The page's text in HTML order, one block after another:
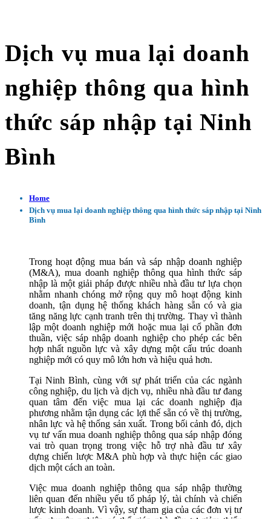
Dịch vụ mua lại doanh
nghiệp thông qua hình
thức sáp nhập tại Ninh
Bình
Home
Dịch vụ mua lại doanh nghiệp thông qua hình thức sáp nhập tại Ninh
Bình
Trong hoạt động mua bán và sáp nhập doanh nghiệp
(M&A), mua doanh nghiệp thông qua hình thức sáp
nhập là một giải pháp được nhiều nhà đầu tư lựa chọn
nhằm nhanh chóng mở rộng quy mô hoạt động kinh
doanh, tận dụng hệ thống khách hàng sẵn có và gia
tăng năng lực cạnh tranh trên thị trường. Thay vì thành
lập một doanh nghiệp mới hoặc mua lại cổ phần đơn
thuần, việc sáp nhập doanh nghiệp cho phép các bên
hợp nhất nguồn lực và xây dựng một cấu trúc doanh
nghiệp mới có quy mô lớn hơn và hiệu quả hơn.
Tại Ninh Bình, cùng với sự phát triển của các ngành
công nghiệp, du lịch và dịch vụ, nhiều nhà đầu tư đang
quan tâm đến việc mua lại các doanh nghiệp địa
phương nhằm tận dụng các lợi thế sẵn có về thị trường,
nhân lực và hệ thống sản xuất. Trong bối cảnh đó, dịch
vụ tư vấn mua doanh nghiệp thông qua sáp nhập đóng
vai trò quan trọng trong việc hỗ trợ nhà đầu tư xây
dựng chiến lược M&A phù hợp và thực hiện các giao
dịch một cách an toàn.
Việc mua doanh nghiệp thông qua sáp nhập thường
liên quan đến nhiều yếu tố pháp lý, tài chính và chiến
lược kinh doanh. Vì vậy, sự tham gia của các đơn vị tư